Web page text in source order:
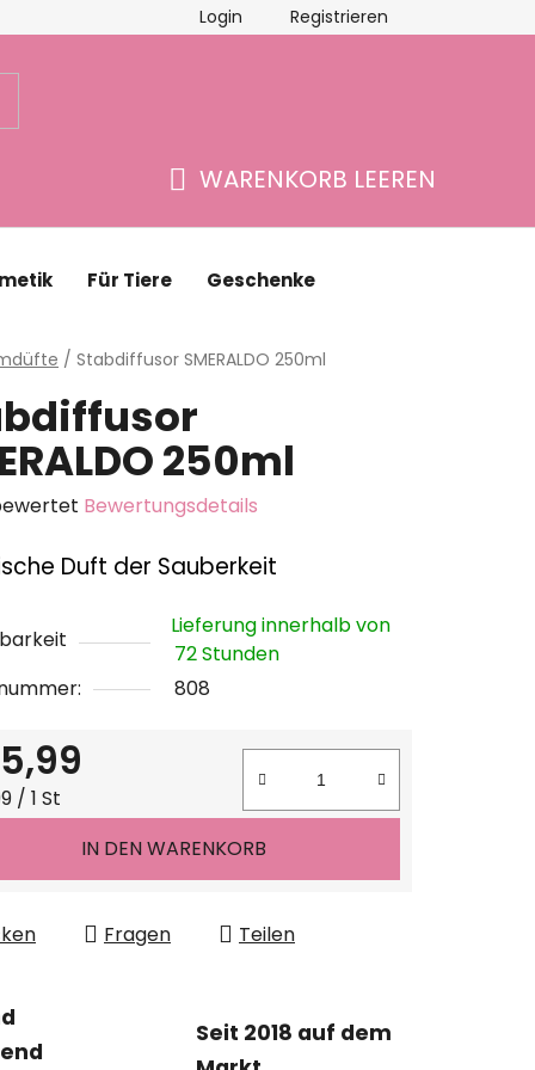
Kontakte
Login Registrieren
WARENKORB LEEREN
Für Tiere Geschenke
/ Stabdiffusor SMERALDO 250ml
250ml
Bewertungsdetails
Duft der Sauberkeit
Lieferung innerhalb von
72 Stunden
808
/ 1 St
IN DEN WARENKORB
Fragen Teilen
Seit 2018 auf dem